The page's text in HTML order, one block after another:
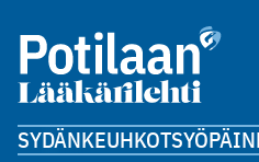
SYDÄNKEUHKOTSYÖPÄ